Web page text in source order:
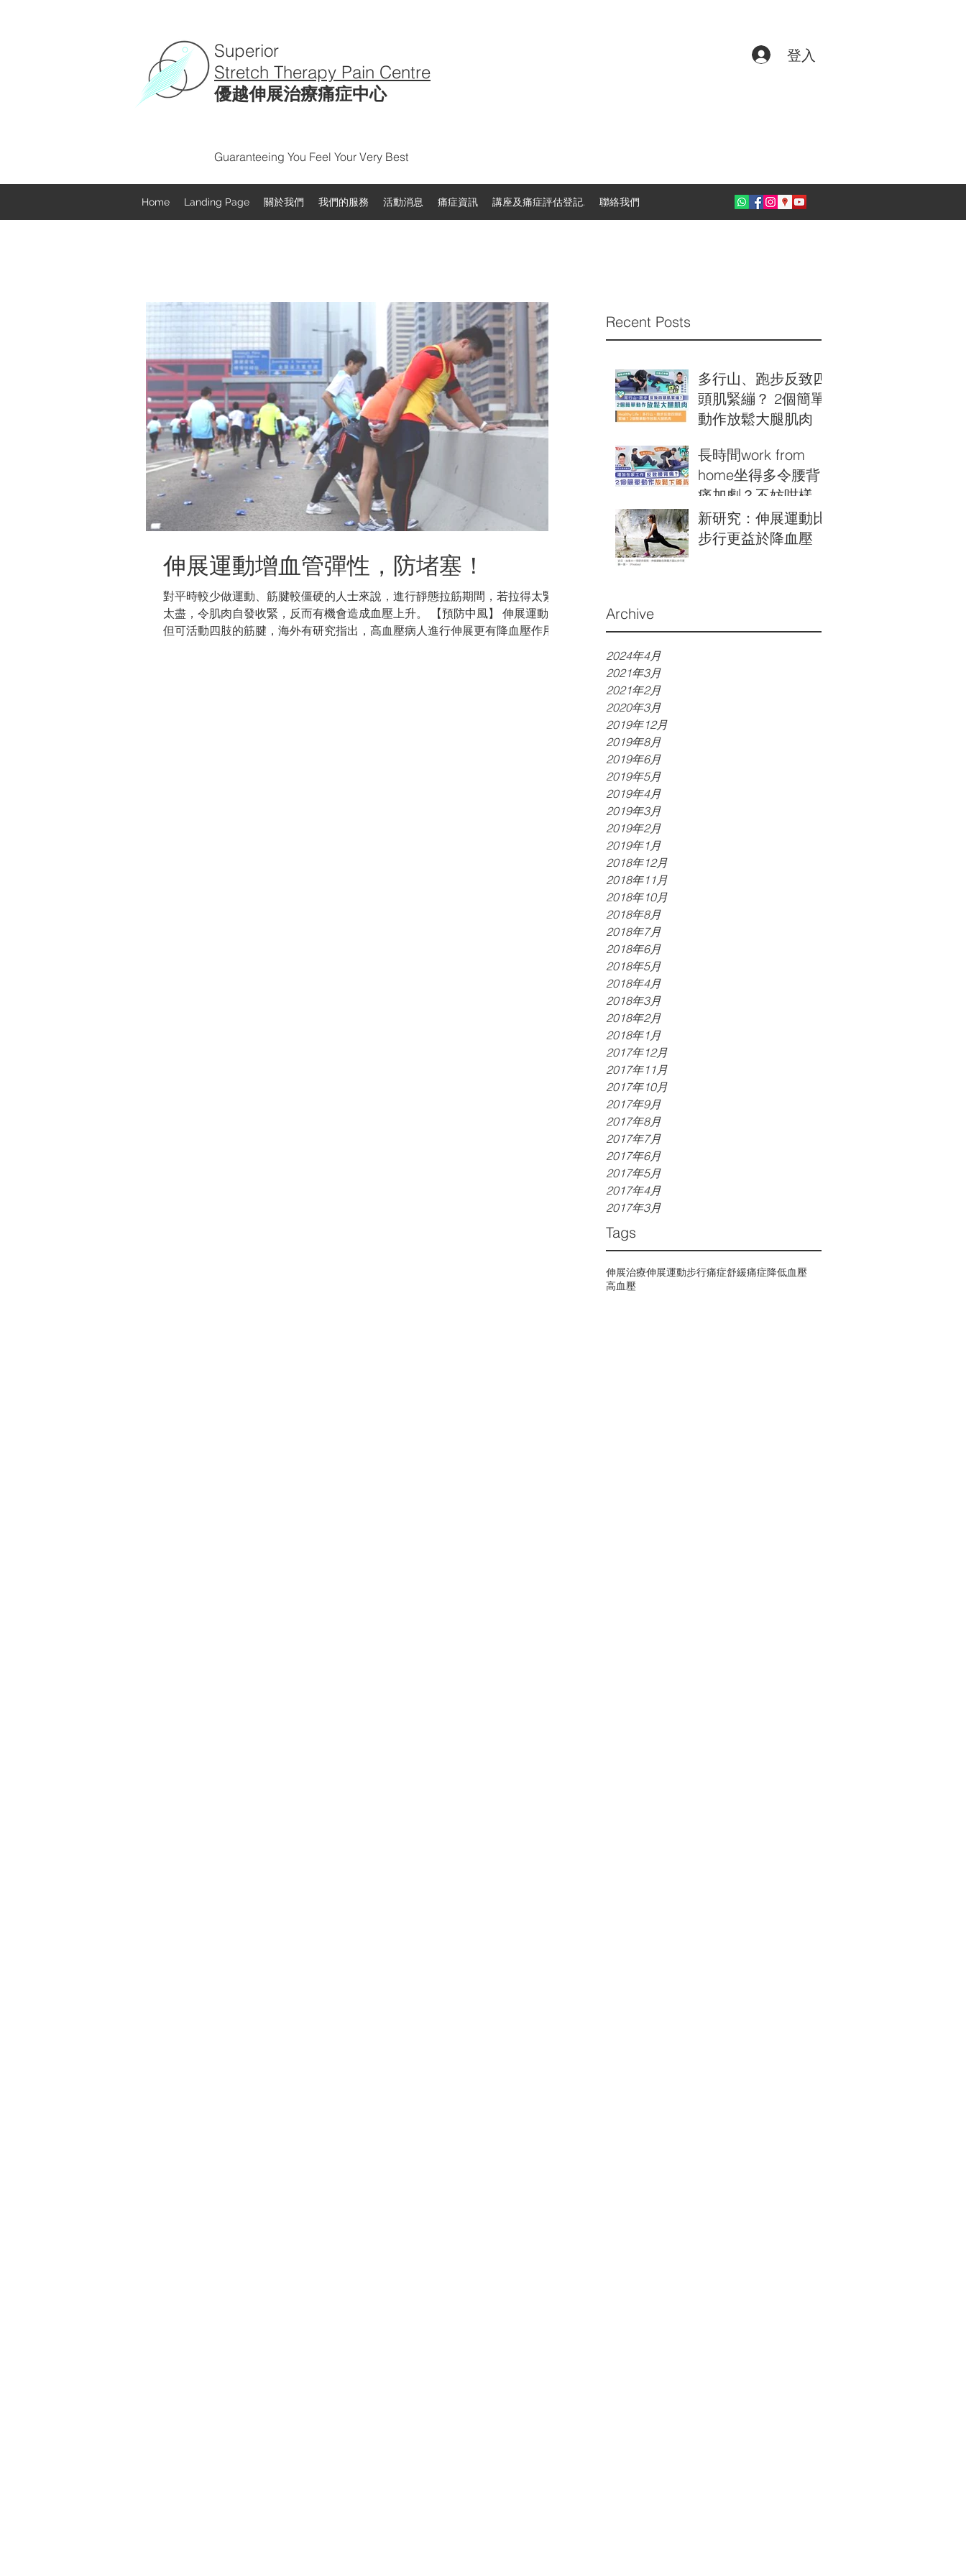
Superior
Stretch Therapy Pain Centre
優越伸展治療痛症中心
登入
Guaranteeing You Feel Your Very Best
Home Landing Page 關於我們 我們的服務 活動消息 痛症資訊 講座及痛症評估登記. 聯絡我們
Recent Posts
多行山、跑步反致四
頭肌緊繃？ 2個簡單
動作放鬆大腿肌肉
長時間work from
home坐得多令腰背
痛加劇￼？不妨咁樣
做！
新研究：伸展運動比
步行更益於降血壓
Archive
2024年4月
2021年3月
2021年2月
2020年3月
2019年12月
2019年8月
2019年6月
2019年5月
2019年4月
2019年3月
2019年2月
2019年1月
2018年12月
2018年11月
2018年10月
2018年8月
2018年7月
2018年6月
2018年5月
2018年4月
2018年3月
2018年2月
2018年1月
2017年12月
2017年11月
2017年10月
2017年9月
2017年8月
2017年7月
2017年6月
2017年5月
2017年4月
2017年3月
Tags
伸展治療伸展運動步行痛症舒緩痛症降低血壓
高血壓
伸展運動增血管彈性，防堵塞！
對平時較少做運動、筋腱較僵硬的人士來說，進行靜態拉筋期間，若拉得太緊、
太盡，令肌肉自發收緊，反而有機會造成血壓上升。 【預防中風】 伸展運動不
但可活動四肢的筋腱，海外有研究指出，高血壓病人進行伸展更有降血壓作用，